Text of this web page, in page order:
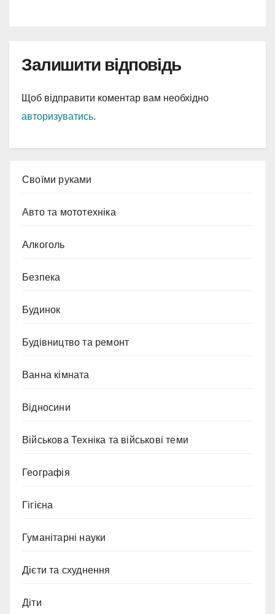
Залишити відповідь
Щоб відправити коментар вам необхідно
авторизуватись.
Cвоїми руками
Авто та мототехніка
Алкоголь
Безпека
Будинок
Будівництво та ремонт
Ванна кімната
Відносини
Військова Техніка та військові теми
Географія
Гігієна
Гуманітарні науки
Дієти та схуднення
Діти